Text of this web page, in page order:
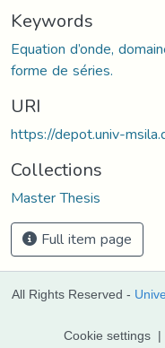
Keywords
Equation d’onde,
forme de séries.
URI
https://depot.univ-
Collections
Master Thesis
Full item page
All Rights Reserved -
Cookie settings |